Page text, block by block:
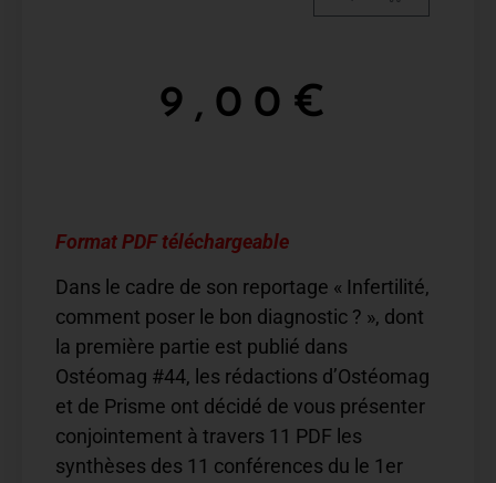
9,00 €
Format PDF téléchargeable
Dans le cadre de son reportage « Infertilité,
comment poser le bon diagnostic ? », dont
la première partie est publié dans
Ostéomag #44, les rédactions d’Ostéomag
et de Prisme ont décidé de vous présenter
conjointement à travers 11 PDF les
synthèses des 11 conférences du le 1er